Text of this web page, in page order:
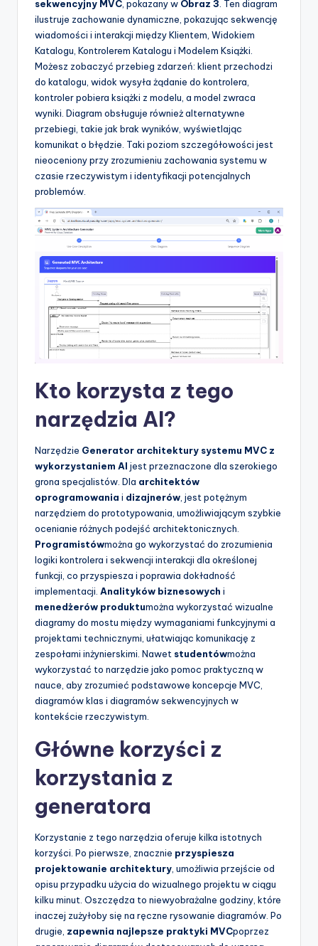
sekwencyjny MVC, pokazany w Obraz 3. Ten diagram
ilustruje zachowanie dynamiczne, pokazując sekwencję
wiadomości i interakcji między Klientem, Widokiem
Katalogu, Kontrolerem Katalogu i Modelem Książki.
Możesz zobaczyć przebieg zdarzeń: klient przechodzi
do katalogu, widok wysyła żądanie do kontrolera,
kontroler pobiera książki z modelu, a model zwraca
wyniki. Diagram obsługuje również alternatywne
przebiegi, takie jak brak wyników, wyświetlając
komunikat o błędzie. Taki poziom szczegółowości jest
nieoceniony przy zrozumieniu zachowania systemu w
czasie rzeczywistym i identyfikacji potencjalnych
problemów.
Kto korzysta z tego
narzędzia AI?
Narzędzie Generator architektury systemu MVC z
wykorzystaniem AI jest przeznaczone dla szerokiego
grona specjalistów. Dla architektów
oprogramowania i dizajnerów , jest potężnym
narzędziem do prototypowania, umożliwiającym szybkie
ocenianie różnych podejść architektonicznych.
Programistówmożna go wykorzystać do zrozumienia
logiki kontrolera i sekwencji interakcji dla określonej
funkcji, co przyspiesza i poprawia dokładność
implementacji. Analityków biznesowych i
menedżerów produktumożna wykorzystać wizualne
diagramy do mostu między wymaganiami funkcyjnymi a
projektami technicznymi, ułatwiając komunikację z
zespołami inżynierskimi. Nawet studentówmożna
wykorzystać to narzędzie jako pomoc praktyczną w
nauce, aby zrozumieć podstawowe koncepcje MVC,
diagramów klas i diagramów sekwencyjnych w
kontekście rzeczywistym.
Główne korzyści z
korzystania z
generatora
Korzystanie z tego narzędzia oferuje kilka istotnych
korzyści. Po pierwsze, znacznie przyspiesza
projektowanie architektury , umożliwia przejście od
opisu przypadku użycia do wizualnego projektu w ciągu
kilku minut. Oszczędza to niewyobrażalne godziny, które
inaczej zużyłoby się na ręczne rysowanie diagramów. Po
drugie, zapewnia najlepsze praktyki MVCpoprzez